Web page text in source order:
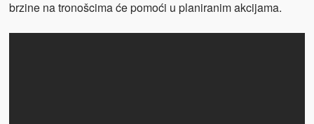
brzine na tronošcima će pomoći u planiranim akcijama.